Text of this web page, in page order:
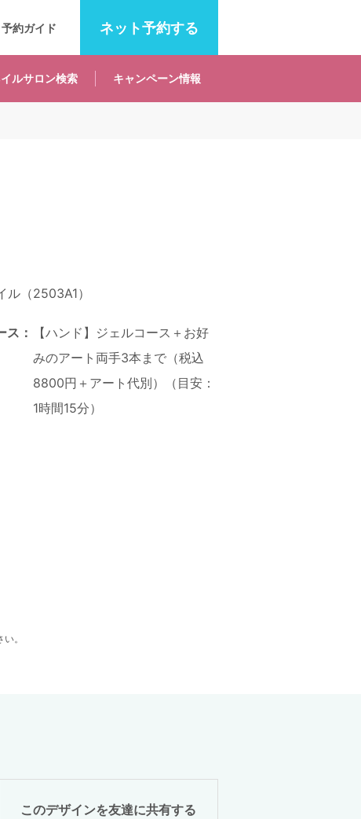
ネット予約する
ルサロン検索 キャンペーン情報
予約ガイド
（2503A1）
ス：
【ハンド】ジェルコース＋お好
みのアート両手3本まで（税込
8800円＋アート代別）（目安：
1時間15分）
。
このデザインを友達に共有する